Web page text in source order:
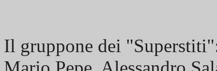
Il gruppone dei